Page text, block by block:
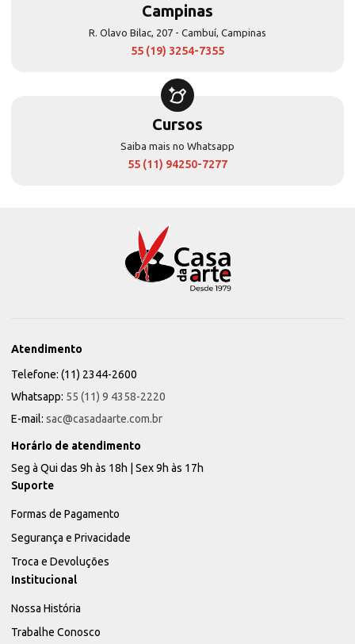
Campinas
R. Olavo Bilac, 207 - Cambuí, Campinas
55 (19) 3254-7355
Cursos
Saiba mais no Whatsapp
55 (11) 94250-7277
Atendimento
Telefone: (11) 2344-2600
Whatsapp: 55 (11) 9 4358-2220
E-mail: sac@casadaarte.com.br
Horário de atendimento
Seg à Qui das 9h às 18h | Sex 9h às 17h
Suporte
Formas de Pagamento
Segurança e Privacidade
Troca e Devoluções
Institucional
Nossa História
Trabalhe Conosco